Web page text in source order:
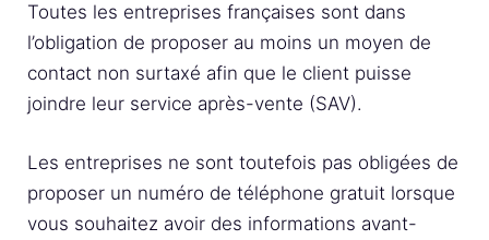
Toutes les entreprises françaises sont dans
l’obligation de proposer au moins un moyen de
contact non surtaxé afin que le client puisse
joindre leur service après-vente (SAV).
Les entreprises ne sont toutefois pas obligées de
proposer un numéro de téléphone gratuit lorsque
vous souhaitez avoir des informations avant-